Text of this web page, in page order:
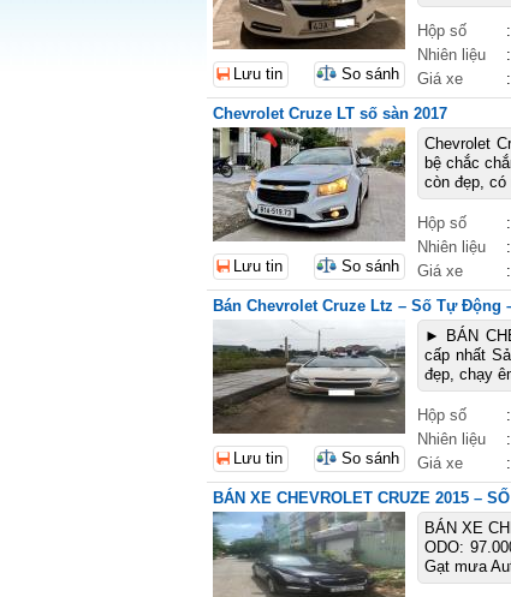
Hộp số :
Nhiên liệu
:
Giá xe
:
Lưu tin So sánh
Chevrolet Cruze LT số sàn 2017
Chevrolet
bệ chắc
còn đẹp, có
Hộp số :
Nhiên liệu
:
Giá xe
:
Lưu tin So sánh
Bán Chevrolet Cruze Ltz – Số Tự Động
► BÁN
cấp nhất
đẹp, chạy
Hộp số :
Nhiên liệu
:
Giá xe
:
Lưu tin So sánh
BÁN XE CHEVROLET CRUZE 2015 –
BÁN XE
ODO:
Gạt mưa